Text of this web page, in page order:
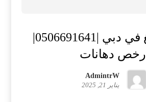
ارخص دهانات
AdmintrW
يناير 21, 2025